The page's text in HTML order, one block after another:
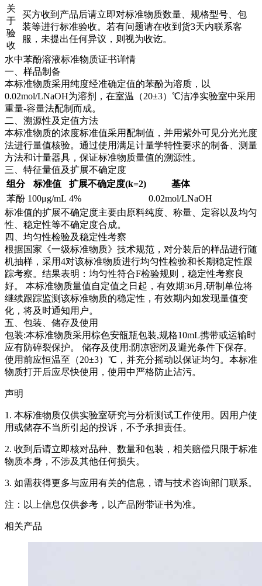
关
于
验
收
买方收到产品后请立即对标准物质数量、规格型号、包
装等进行标准验收。若有问题请在收到货3天内联系客
服，未提出任何异议，则视为收讫。
水中苯酚溶液标准物质证书详情
一、样品制备
本标准物质采用纯度经准确定值的苯酚为溶质，以
0.02mol/LNaOH为溶剂，在室温（20±3）℃洁净实验室中采用
重量-容量法配制而成。
二、溯源性及定值方法
本标准物质的浓度标准值采用配制值，并用紫外可见分光光度
法进行量值核验。通过使用满足计量学特性要求的制备、测量
方法和计量器具，保证标准物质量值的溯源性。
三、特征量值及扩展不确定度
组分
标准值 扩展不确定度(k=2)
基体
苯酚 100μg/mL 4%
0.02mol/LNaOH
标准值的扩展不确定度主要由原料纯度、称量、定容以及均匀
性、稳定性等不确定度合成。
四、均匀性检验及稳定性考察
根据国家《一级标准物质》技术规范，对分装后的样品进行随
机抽样，采用4对该标准物质进行均匀性检验和长期稳定性跟
踪考察。结果表明：均匀性符合F检验规则，稳定性考察良
好。 本标准物质量值自定值之日起，有效期36月,研制单位将
继续跟踪监测该标准物质的稳定性，有效期内如发现量值变
化，将及时通知用户。
五、包装、储存及使用
包装:本标准物质采用棕色安瓿瓶包装,规格10mL携带或运输时
应有防碎裂保护。 储存及使用:阴凉密闭及避光条件下保存。
使用前应恒温至（20±3）℃，并充分摇动以保证均匀。本标准
物质打开后应尽快使用，使用中严格防止沾污。
声明
1. 本标准物质仅供实验室研究与分析测试工作使用。因用户使
用或储存不当所引起的投诉，不予承担责任。
2. 收到后请立即核对品种、数量和包装，相关赔偿只限于标准
物质本身，不涉及其他任何损失。
3. 如需获得更多与应用有关的信息，请与技术咨询部门联系。
注：以上信息仅供参考，以产品附带证书为准。
相关产品